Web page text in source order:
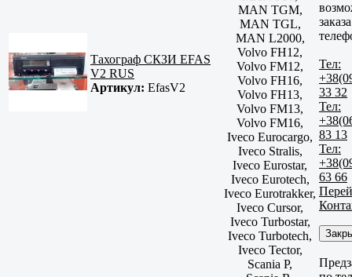
Тахограф СКЗИ EFAS
V2 RUS
Артикул: EfasV2
MAN TGM,
MAN TGL,
MAN L2000,
Volvo FH12,
Volvo FM12,
Volvo FH16,
Volvo FH13,
Volvo FM13,
Volvo FM16,
Iveco Eurocargo,
Iveco Stralis,
Iveco Eurostar,
Iveco Eurotech,
Iveco Eurotrakker,
Iveco Cursor,
Iveco Turbostar,
Iveco Turbotech,
Iveco Tector,
Scania P,
Тел:
33 32
Тел:
83 13
Тел:
63 66